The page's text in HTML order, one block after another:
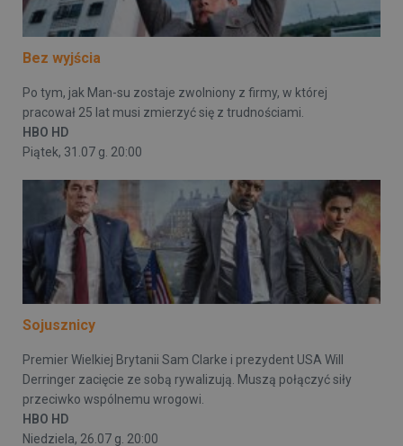
Bez wyjścia
Po tym, jak Man-su zostaje zwolniony z firmy, w której
pracował 25 lat musi zmierzyć się z trudnościami.
HBO HD
Piątek, 31.07 g. 20:00
Sojusznicy
Premier Wielkiej Brytanii Sam Clarke i prezydent USA Will
Derringer zacięcie ze sobą rywalizują. Muszą połączyć siły
przeciwko wspólnemu wrogowi.
HBO HD
Niedziela, 26.07 g. 20:00